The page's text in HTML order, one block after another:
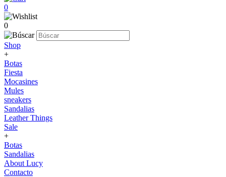
0
0
Shop
+
Botas
Fiesta
Mocasines
Mules
sneakers
Sandalias
Leather Things
Sale
+
Botas
Sandalias
About Lucy
Contacto